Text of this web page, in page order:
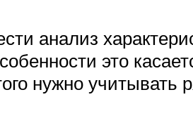
анализ
это
нужно учитывать